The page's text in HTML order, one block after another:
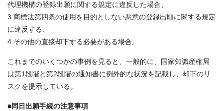
代理機構の登録出願に関する規定に違反した場合、
3.商標法第四条の使用を目的としない悪意の登録出願に関する規定
に違反する、
4.その他の直接却下する必要がある場合。
これまでのいくつかの事例を見ると、一般的に、国家知識産権局
は第1段階と第2段階の通知書に例外的な状況を記載し、却下のリ
スクを提示している。
■同日出願手続の注意事項